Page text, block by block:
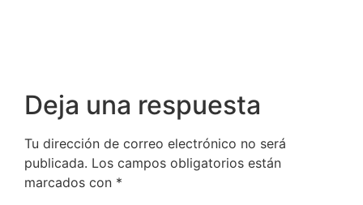
Deja una respuesta
Tu dirección de correo electrónico no será
publicada. Los campos obligatorios están
marcados con *